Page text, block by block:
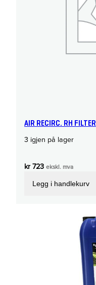
AIR RECIRC. RH FILTER
3 igjen på lager
kr723 ekskl. mva
Legg i handlekurv